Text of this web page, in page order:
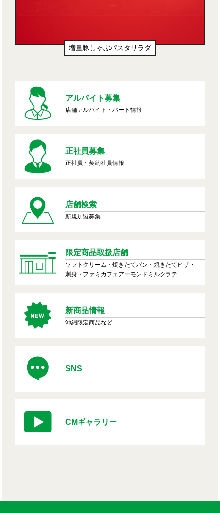
量豚しゃぶパスタサラダ
アルバイト募集
店舗アルバイト・パート情報
正社員募集
正社員・契約社員情報
店舗検索
新規加盟募集
限定商品取扱店舗
ソフトクリーム・焼きたてパン・焼きたてピザ・
刺身・ファミカフェアーモンドミルクラテ
新商品情報
沖縄限定商品など
SNS
CMギャラリー